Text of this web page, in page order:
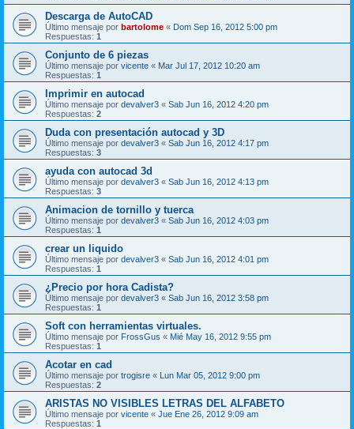
Descarga de AutoCAD
Último mensaje por bartolome « Dom Sep 16, 2012 5:00 pm
Respuestas: 1
Conjunto de 6 piezas
Último mensaje por vicente « Mar Jul 17, 2012 10:20 am
Respuestas: 1
Imprimir en autocad
Último mensaje por devalver3 « Sab Jun 16, 2012 4:20 pm
Respuestas: 2
Duda con presentación autocad y 3D
Último mensaje por devalver3 « Sab Jun 16, 2012 4:17 pm
Respuestas: 3
ayuda con autocad 3d
Último mensaje por devalver3 « Sab Jun 16, 2012 4:13 pm
Respuestas: 3
Animacion de tornillo y tuerca
Último mensaje por devalver3 « Sab Jun 16, 2012 4:03 pm
Respuestas: 1
crear un liquido
Último mensaje por devalver3 « Sab Jun 16, 2012 4:01 pm
Respuestas: 1
¿Precio por hora Cadista?
Último mensaje por devalver3 « Sab Jun 16, 2012 3:58 pm
Respuestas: 1
Soft con herramientas virtuales.
Último mensaje por FrossGus « Mié May 16, 2012 9:55 pm
Respuestas: 1
Acotar en cad
Último mensaje por trogisre « Lun Mar 05, 2012 9:00 pm
Respuestas: 2
ARISTAS NO VISIBLES LETRAS DEL ALFABETO
Último mensaje por vicente « Jue Ene 26, 2012 9:09 am
Respuestas: 1